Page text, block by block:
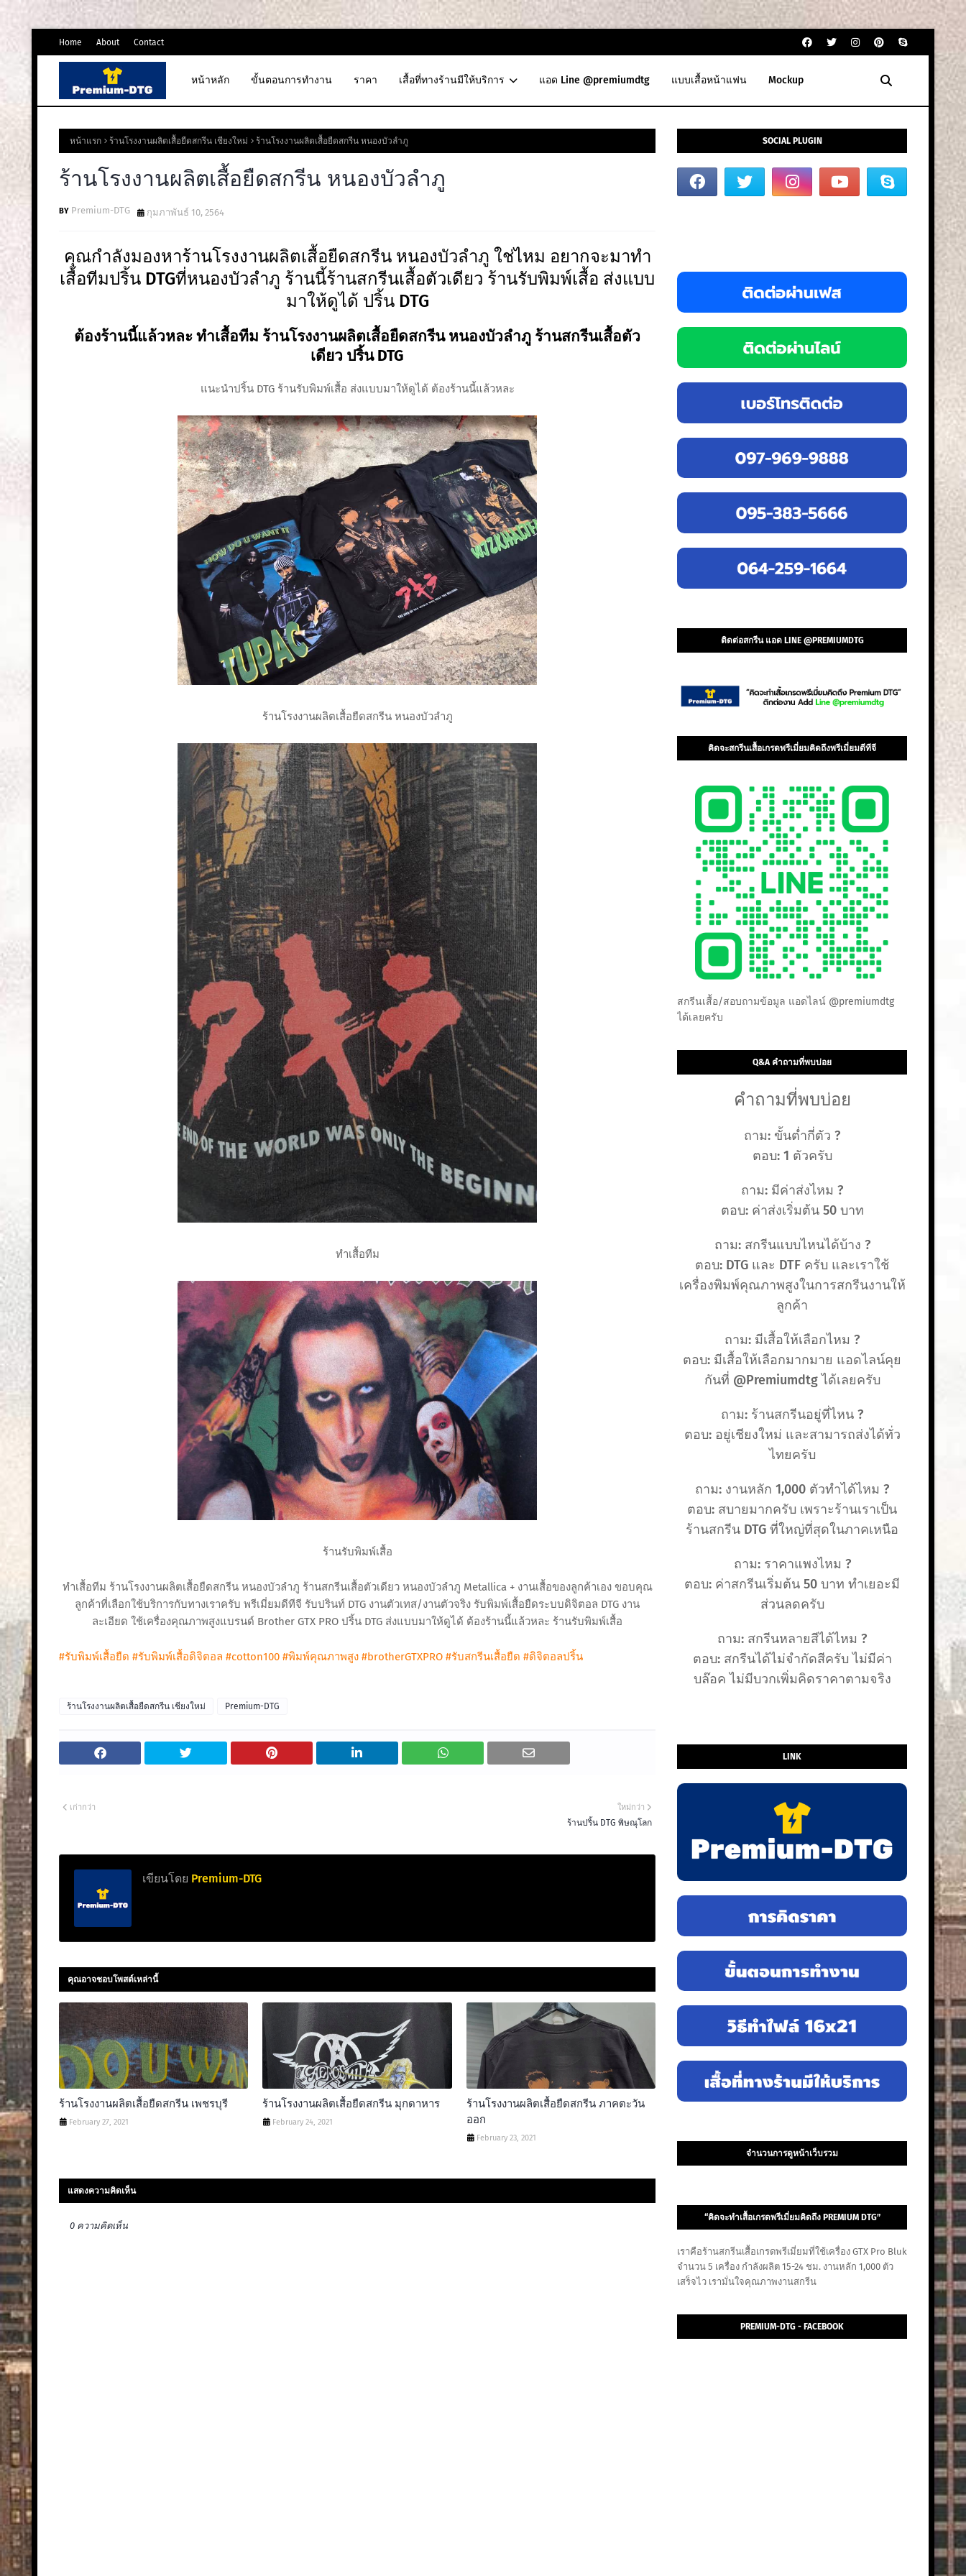
Home About Contact
หน้าหลัก ขั้นตอนการทำงาน ราคา เสื้อที่ทางร้านมีให้บริการ แอด Line @premiumdtg แบบเสื้อหน้าแฟน Mockup
หน้าแรก ร้านโรงงานผลิตเสื้อยืดสกรีน เชียงใหม่ ร้านโรงงานผลิตเสื้อยืดสกรีน หนองบัวลำภู
ร้านโรงงานผลิตเสื้อยืดสกรีน หนองบัวลำภู
Premium-DTG กุมภาพันธ์ 10, 2564
คุณกำลังมองหาร้านโรงงานผลิตเสื้อยืดสกรีน หนองบัวลำภู ใช่ไหม อยากจะมาทำ
เสื้อทีมปริ้น DTGที่หนองบัวลำภู ร้านนี้ร้านสกรีนเสื้อตัวเดียว ร้านรับพิมพ์เสื้อ ส่งแบบ
มาให้ดูได้ ปริ้น DTG
ต้องร้านนี้แล้วหละ ทำเสื้อทีม ร้านโรงงานผลิตเสื้อยืดสกรีน หนองบัวลำภู ร้านสกรีนเสื้อตัว
เดียว ปริ้น DTG
แนะนำปริ้น DTG ร้านรับพิมพ์เสื้อ ส่งแบบมาให้ดูได้ ต้องร้านนี้แล้วหละ
ร้านโรงงานผลิตเสื้อยืดสกรีน หนองบัวลำภู
ทำเสื้อทีม
ร้านรับพิมพ์เสื้อ
ทำเสื้อทีม ร้านโรงงานผลิตเสื้อยืดสกรีน หนองบัวลำภู ร้านสกรีนเสื้อตัวเดียว หนองบัวลำภู Metallica + งานเสื้อของลูกค้าเอง ขอบคุณ
ลูกค้าที่เลือกใช้บริการกับทางเราครับ พรีเมี่ยมดีทีจี รับปรินท์ DTG งานตัวเทส/งานตัวจริง รับพิมพ์เสื้อยืดระบบดิจิตอล DTG งาน
ละเอียด ใช้เครื่องคุณภาพสูงแบรนด์ Brother GTX PRO ปริ้น DTG ส่งแบบมาให้ดูได้ ต้องร้านนี้แล้วหละ ร้านรับพิมพ์เสื้อ
#รับพิมพ์เสื้อยืด #รับพิมพ์เสื้อดิจิตอล #cotton100 #พิมพ์คุณภาพสูง #brotherGTXPRO #รับสกรีนเสื้อยืด #ดิจิตอลปริ้น
ร้านโรงงานผลิตเสื้อยืดสกรีน เชียงใหม่ Premium-DTG
ใหม่กว่า
ร้านปริ้น DTG พิษณุโลก
เก่ากว่า
เขียนโดย Premium-DTG
คุณอาจชอบโพสต์เหล่านี้
ร้านโรงงานผลิตเสื้อยืดสกรีน เพชรบุรี
February 27, 2021
ร้านโรงงานผลิตเสื้อยืดสกรีน มุกดาหาร
February 24, 2021
ร้านโรงงานผลิตเสื้อยืดสกรีน ภาคตะวัน
ออก
February 23, 2021
แสดงความคิดเห็น
0 ความคิดเห็น
SOCIAL PLUGIN
ติดต่อสกรีน แอด LINE @PREMIUMDTG
คิดจะสกรีนเสื้อเกรดพรีเมี่ยมคิดถึงพรีเมี่ยมดีทีจี
สกรีนเสื้อ/สอบถามข้อมูล แอดไลน์ @premiumdtg
ได้เลยครับ
Q&A คำถามที่พบบ่อย
คำถามที่พบบ่อย
ถาม: ขั้นต่ำกี่ตัว ?
ตอบ: 1 ตัวครับ
ถาม: มีค่าส่งไหม ?
ตอบ: ค่าส่งเริ่มต้น 50 บาท
ถาม: สกรีนแบบไหนได้บ้าง ?
ตอบ: DTG และ DTF ครับ และเราใช้
เครื่องพิมพ์คุณภาพสูงในการสกรีนงานให้
ลูกค้า
ถาม: มีเสื้อให้เลือกไหม ?
ตอบ: มีเสื้อให้เลือกมากมาย แอดไลน์คุย
กันที่ @Premiumdtg ได้เลยครับ
ถาม: ร้านสกรีนอยู่ที่ไหน ?
ตอบ: อยู่เชียงใหม่ และสามารถส่งได้ทั่ว
ไทยครับ
ถาม: งานหลัก 1,000 ตัวทำได้ไหม ?
ตอบ: สบายมากครับ เพราะร้านเราเป็น
ร้านสกรีน DTG ที่ใหญ่ที่สุดในภาคเหนือ
ถาม: ราคาแพงไหม ?
ตอบ: ค่าสกรีนเริ่มต้น 50 บาท ทำเยอะมี
ส่วนลดครับ
ถาม: สกรีนหลายสีได้ไหม ?
ตอบ: สกรีนได้ไม่จำกัดสีครับ ไม่มีค่า
บล๊อค ไม่มีบวกเพิ่มคิดราคาตามจริง
LINK
จำนวนการดูหน้าเว็บรวม
“คิดจะทำเสื้อเกรดพรีเมี่ยมคิดถึง PREMIUM DTG”
เราคือร้านสกรีนเสื้อเกรดพรีเมี่ยมที่ใช้เครื่อง GTX Pro Bluk
จำนวน 5 เครื่อง กำลังผลิต 15-24 ชม. งานหลัก 1,000 ตัว
เสร็จไว เรามั่นใจคุณภาพงานสกรีน
PREMIUM-DTG - FACEBOOK